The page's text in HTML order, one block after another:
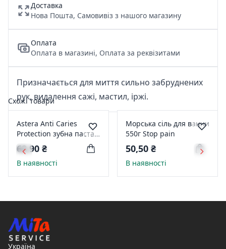
Доставка
Нова Пошта, Самовивіз з нашого магазину
Оплата
Оплата в магазині, Оплата за реквізитами
Призначається для миття сильно забруднених
рук, видалення сажі, мастил, іржі.
Схожі товари
Astera Anti Caries
Protection зубна паста
захист від карієсу
110мл 55394
62,90 ₴
В наявності
Морська сіль для ванни
550г Stop pain
50,50 ₴
В наявності
Україна